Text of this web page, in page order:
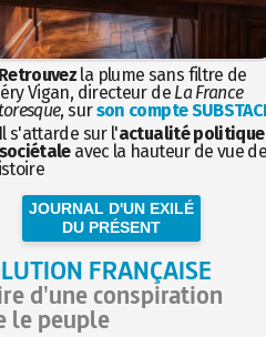
Retrouvez la plume sans filtre de
Vigan, directeur de La France
, surson compte
Il s'attarde sur l'actualité politique
avec la hauteur de vue
JOURNAL D'UN EXILÉ
DU PRÉSENT
FRANÇAISE
d'une conspiration
le peuple